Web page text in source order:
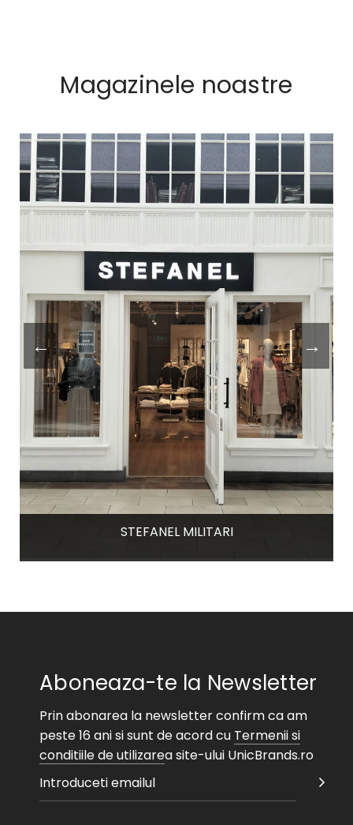
Magazinele noastre
STEFANEL MILITARI
← →
Aboneaza-te la Newsletter
Prin abonarea la newsletter confirm ca am
peste 16 ani si sunt de acord cu Termenii si
conditiile de utilizarea site-ului UnicBrands.ro